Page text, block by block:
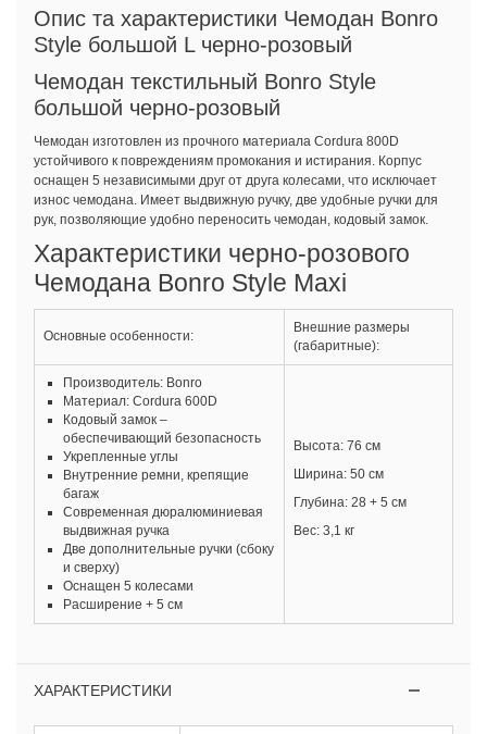
Опис та характеристики Чемодан Bonro
Style большой L черно-розовый
Чемодан текстильный Bonro Style
большой черно-розовый
Чемодан изготовлен из прочного материала Cordura 800D
устойчивого к повреждениям промокания и истирания. Корпус
оснащен 5 независимыми друг от друга колесами, что исключает
износ чемодана. Имеет выдвижную ручку, две удобные ручки для
рук, позволяющие удобно переносить чемодан, кодовый замок.
Характеристики черно-розового
Чемодана Bonro Style Maxi
Основные особенности:
Внешние размеры
(габаритные):
Производитель: Bonro
Материал: Cordura 600D
Кодовый замок –
обеспечивающий безопасность
Укрепленные углы
Внутренние ремни, крепящие
багаж
Современная дюралюминиевая
выдвижная ручка
Две дополнительные ручки (сбоку
и сверху)
Оснащен 5 колесами
Расширение + 5 см
Высота: 76 см
Ширина: 50 см
Глубина: 28 + 5 см
Вес: 3,1 кг
ХАРАКТЕРИСТИКИ